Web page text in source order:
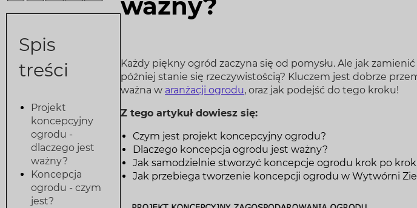
Spis
treści
Projekt
koncepcyjny
ogrodu -
dlaczego jest
ważny?
Koncepcja
ogrodu - czym
jest?
ważny?
Każdy piękny ogród zaczyna się od pomysłu. Ale jak
później stanie się rzeczywistością? Kluczem jest dobrze
ważna w aranżacji ogrodu, oraz jak podejść do tego kroku!
Z tego artykuł dowiesz się:
Czym jest projekt koncepcyjny ogrodu?
Dlaczego koncepcja ogrodu jest ważny?
Jak samodzielnie stworzyć koncepcje ogrodu krok po
Jak przebiega tworzenie koncepcji ogrodu w Wytwórni